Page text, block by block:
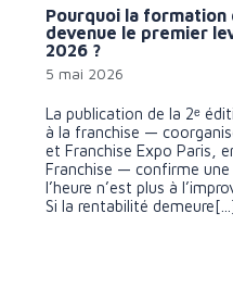
Pourquoi la
devenue le premier
2026 ?
5 mai 2026
La publication de la 2ᵉ
à la franchise —
et Franchise Expo Paris,
Franchise — confirme une
l’heure n’est plus à
Si la rentabilité